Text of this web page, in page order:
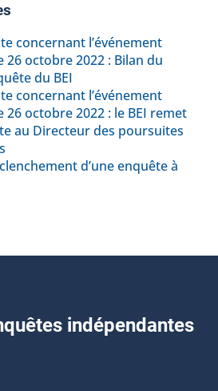
concernant l’événement
26 octobre 2022 : Bilan du
du BEI
concernant l’événement
octobre 2022 : le BEI remet
au Directeur des poursuites
d’une enquête à
indépendantes